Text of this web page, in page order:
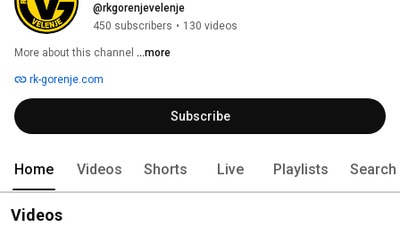
@rkgorenjevelenje
450 subscribers • 130 videos
More about this channel ...more
rk-gorenje.com
Subscribe
Home Videos Shorts Live Playlists Search
Videos